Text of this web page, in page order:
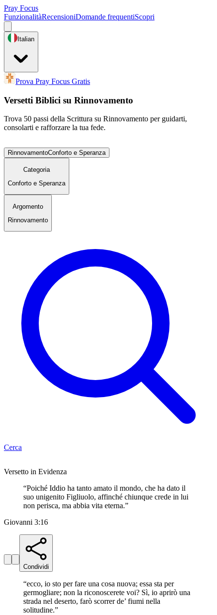
Pray Focus
FunzionalitàRecensioniDomande frequentiScopri
Italian
Prova Pray Focus Gratis
Versetti Biblici su Rinnovamento
Trova 50 passi della Scrittura su Rinnovamento per guidarti,
consolarti e rafforzare la tua fede.
RinnovamentoConforto e Speranza
Categoria
Conforto e Speranza
Argomento
Rinnovamento
Cerca
Versetto in Evidenza
“Poiché Iddio ha tanto amato il mondo, che ha dato il
suo unigenito Figliuolo, affinché chiunque crede in lui
non perisca, ma abbia vita eterna.”
Giovanni 3:16
Condividi
“ecco, io sto per fare una cosa nuova; essa sta per
germogliare; non la riconoscerete voi? Sì, io aprirò una
strada nel deserto, farò scorrer de’ fiumi nella
solitudine.”